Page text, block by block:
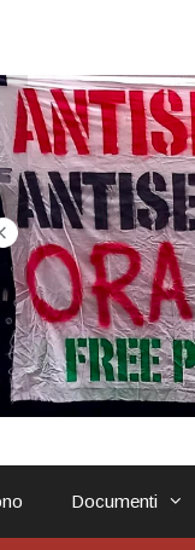
Documenti